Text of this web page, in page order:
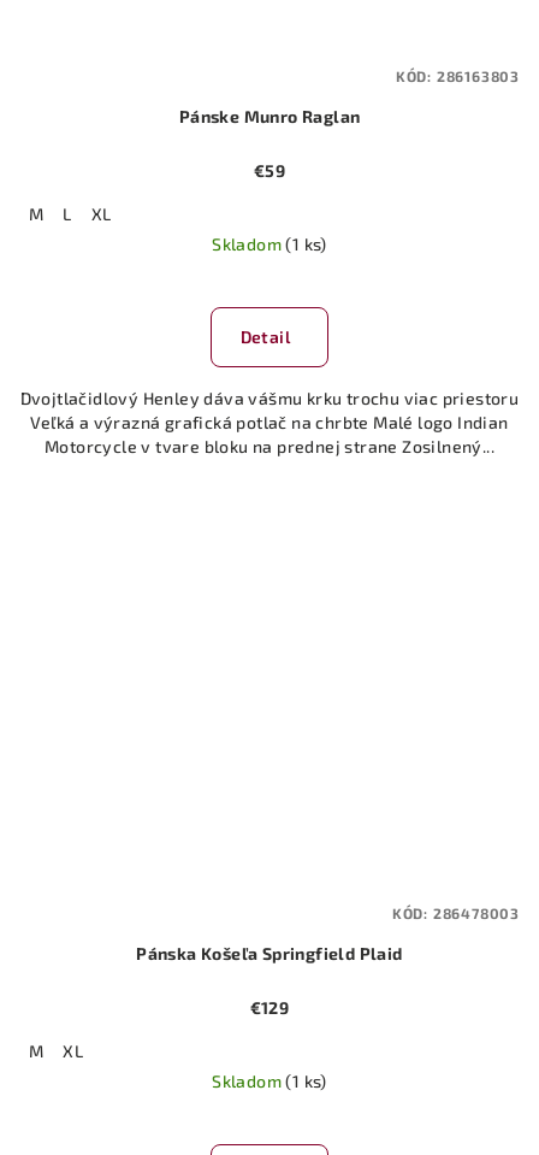
Pánske Munro Raglan
€59
M L
XL
Skladom(1 ks)
Detail
Dvojtlačidlový Henley dáva vášmu krku trochu viac priestoru
Veľká a výrazná grafická potlač na chrbte Malé logo Indian
Motorcycle v tvare bloku na prednej strane Zosilnený...
KÓD: 286163803
Pánska Košeľa Springfield Plaid
€129
M
XL
Skladom(1 ks)
hodnotenie
KÓD: 286478003